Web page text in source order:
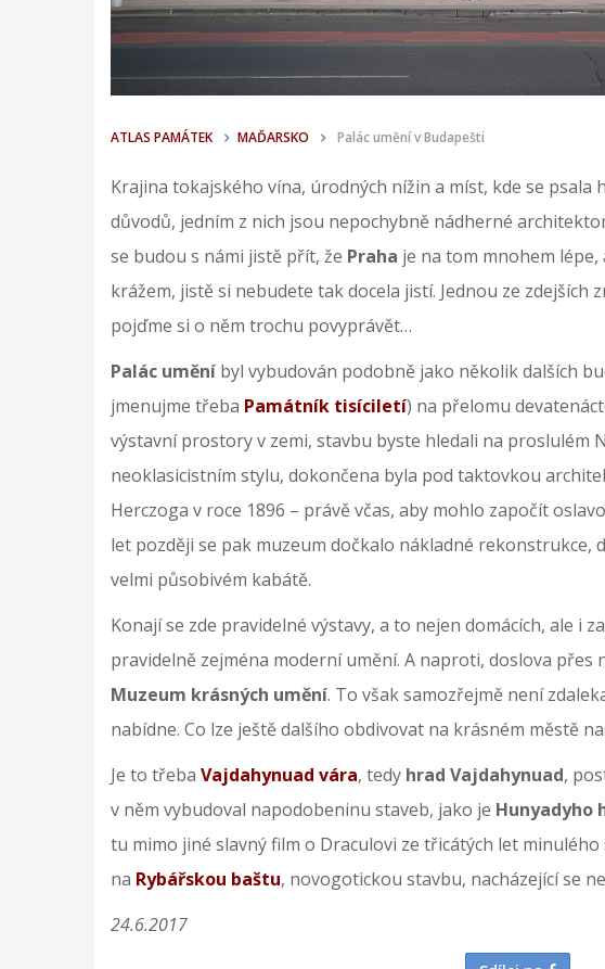
ATLAS PAMÁTEK MAĎARSKO Palác umění v Budapešti
Krajina tokajského vína, úrodných nížin a míst, kde se psala
důvodů, jedním z nich jsou nepochybně nádherné
se budou s námi jistě přít, že Praha je na tom mnohem
krážem, jistě si nebudete tak docela jistí. Jednou ze zdejších
pojďme si o něm trochu povyprávět…
Palác umění byl vybudován podobně jako několik dalších
jmenujme třeba Památník tisíciletí) na přelomu
výstavní prostory v zemi, stavbu byste hledali na proslulém
neoklasicistním stylu, dokončena byla pod taktovkou
Herczoga v roce 1896 – právě včas, aby mohlo započít
let později se pak muzeum dočkalo nákladné rekonstrukce,
velmi působivém kabátě.
Konají se zde pravidelné výstavy, a to nejen domácích, ale i
pravidelně zejména moderní umění. A naproti, doslova přes
Muzeum krásných umění. To však samozřejmě není
nabídne. Co lze ještě dalšího obdivovat na krásném městě
Je to třeba Vajdahynuad vára, tedy hrad Vajdahynuad,
v něm vybudoval napodobeninu staveb, jako je Hunyadyho
tu mimo jiné slavný film o Draculovi ze třicátých let
na Rybářskou baštu, novogotickou stavbu, nacházející se
24.6.2017